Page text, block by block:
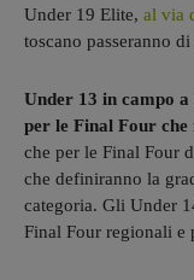
Under 19 Elite, al via
toscano passeranno
Under 13 in campo
per le Final Four
che per le Final Four
che definiranno la
categoria. Gli Under
Final Four regionali e